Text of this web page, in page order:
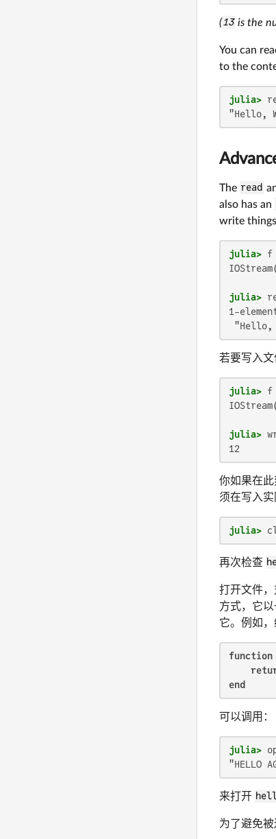
(13is the
You can
to the
julia>
"Hello,
The read
also has an
write
julia> f
julia>
1-
"Hello,
若要写入
julia> f
julia>
12
你如果在
须在写入实
julia>
再次检查
打开文件
方式，它
它。例如，
function
end
可以调用：
julia>
"HELLO
来打开
为了避免